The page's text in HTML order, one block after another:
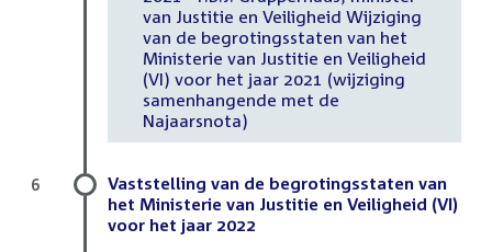
van Justitie en Veiligheid Wijziging
van de begrotingsstaten van het
Ministerie van Justitie en Veiligheid
(VI) voor het jaar 2021 (wijziging
samenhangende met de
Najaarsnota)
Vaststelling van de begrotingsstaten van
het Ministerie van Justitie en Veiligheid (VI)
voor het jaar 2022
6